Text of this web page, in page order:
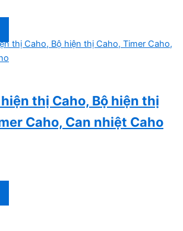
thị Caho, Bộ hiện thị
Caho, Can nhiệt Caho